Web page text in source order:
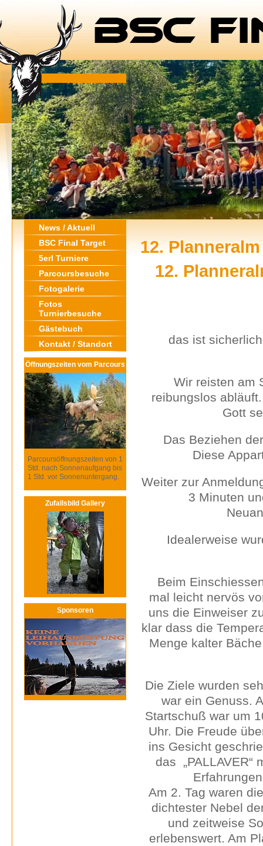
News / Aktuell
BSC Final Target
5erl Turniere
Parcoursbesuche
Fotogalerie
Fotos
Turnierbesuche
Gästebuch
Kontakt / Standort
Öffnungszeiten vom Parcours
Parcoursöffnungszeiten von 1
Std. nach Sonnenaufgang bis
1 Std. vor Sonnenuntergang.
Zufallsbild Gallery
Sponsoren
12.
12.
das ist
Wir reisten am
reibungslos
Gott
Das Beziehen der
Diese
Weiter zur
3 Minuten
Idealerweise
Beim
mal leicht nervös
uns die Einweiser
klar dass die
Menge kalter
Die Ziele wurden
war ein Genuss.
Startschuß war um
Uhr. Die Freude
ins Gesicht
das „PALLAVER“
Am 2. Tag waren
dichtester Nebel
und zeitweise
erlebenswert. Am